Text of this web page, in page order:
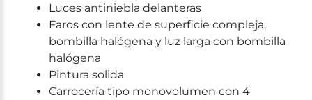
Luces antiniebla delanteras
Faros con lente de superficie compleja,
bombilla halógena y luz larga con bombilla
halógena
Pintura solida
Carrocería tipo monovolumen con 4